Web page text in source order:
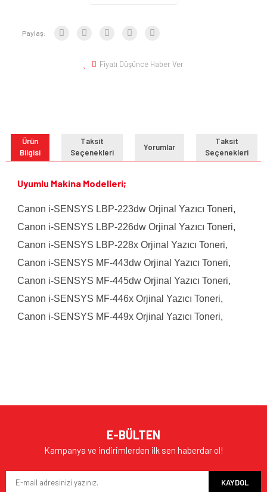
Paylaş:
Fiyatı Düşünce Haber Ver
Ürün
Bilgisi
Taksit
Seçenekleri
Yorumlar
Taksit
Seçenekleri
Uyumlu Makina Modelleri;
Canon i-SENSYS LBP-223dw Orjinal Yazıcı Toneri,
Canon i-SENSYS LBP-226dw Orjinal Yazıcı Toneri,
Canon i-SENSYS LBP-228x Orjinal Yazıcı Toneri,
Canon i-SENSYS MF-443dw Orjinal Yazıcı Toneri,
Canon i-SENSYS MF-445dw Orjinal Yazıcı Toneri,
Canon i-SENSYS MF-446x Orjinal Yazıcı Toneri,
Canon i-SENSYS MF-449x Orjinal Yazıcı Toneri,
Ürün resmi kalitesiz, bozuk veya görüntülenemiyor.
Ürün açıklamasında eksik bilgiler bulunuyor.
Ürün fiyatı diğer sitelerden daha pahalı.
E-BÜLTEN
Kampanya ve indirimlerden ilk sen haberdar ol!
KAYDOL